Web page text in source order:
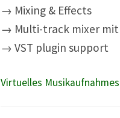
→ Mixing & Effects
→ Multi-track mixer
→ VST plugin support
Virtuelles